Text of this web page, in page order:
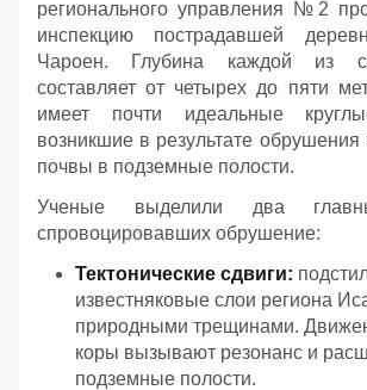
регионального управления №2
инспекцию пострадавшей
Чароен. Глубина каждой из
составляет от четырех до пяти
имеет почти идеальные
возникшие в результате обрушения
почвы в подземные полости.
Ученые выделили два
спровоцировавших обрушение:
Тектонические сдвиги:
известняковые слои региона
природными трещинами.
коры вызывают резонанс и
подземные полости.